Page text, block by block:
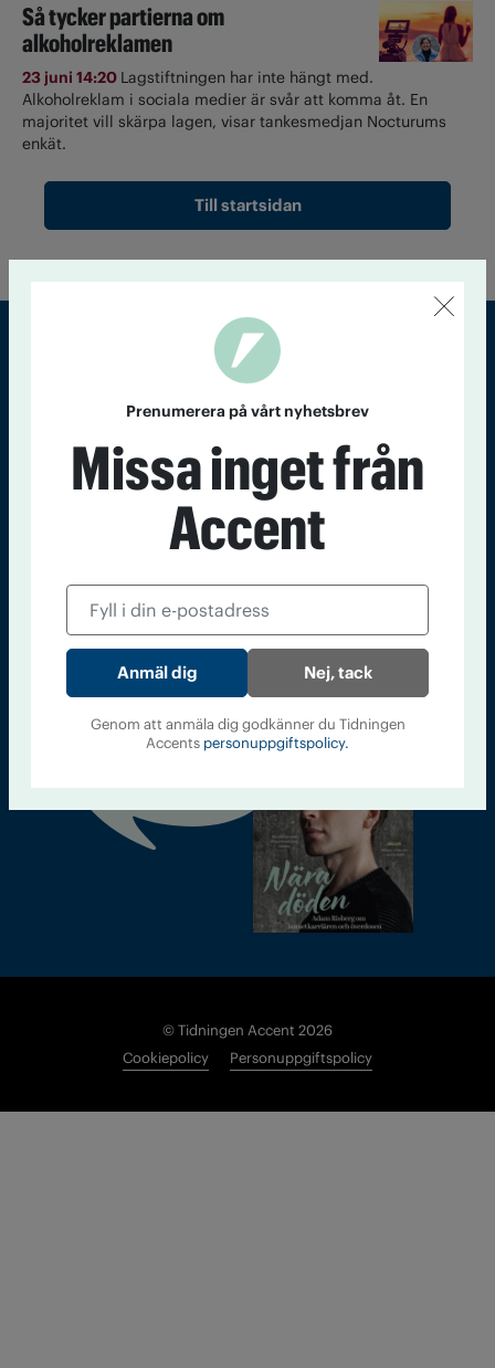
Så tycker partierna om
alkoholreklamen
23 juni 14:20 Lagstiftningen har inte hängt med.
Alkoholreklam i sociala medier är svår att komma åt. En
majoritet vill skärpa lagen, visar tankesmedjan Nocturums
enkät.
Till startsidan
Sveriges största tidning om droger och nykterhet
accent@iogt.se
Chefredaktör och ansvarig utgivare: Barbro Janson Lundkvist,
barbro@a4.se.
Kontakt Om Tidningen Tidningsarkiv In English
Läs tidigare
nummer av
© Tidningen Accent 2026
Cookiepolicy
Personuppgiftspolicy
Prenumerera på vårt nyhetsbrev
Missa inget från
Accent
Nej, tack
Genom att anmäla dig godkänner du Tidningen
Accents personuppgiftspolicy.